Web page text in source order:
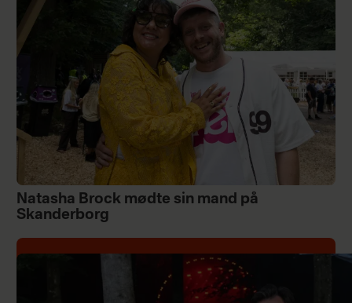
Natasha Brock mødte sin mand på
Skanderborg